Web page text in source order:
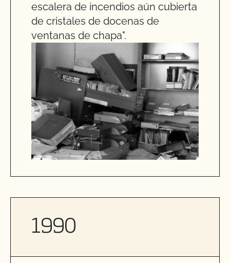
escalera de incendios aún cubierta
de cristales de docenas de
ventanas de chapa".
1990